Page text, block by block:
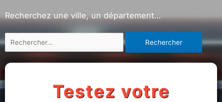
Recherchez une ville, un département…
Testez votre